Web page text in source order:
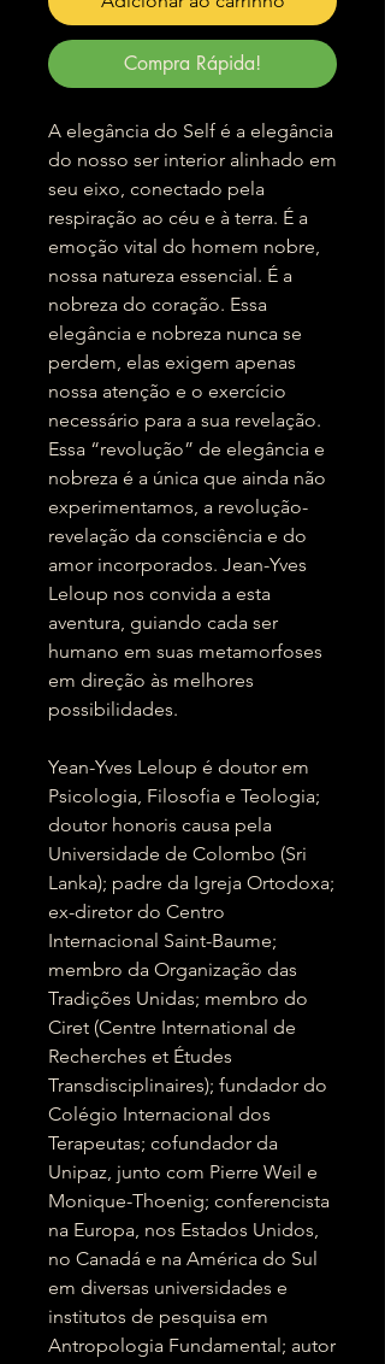
Compra Rápida!
A elegância do Self é a elegância
do nosso ser interior alinhado em
seu eixo, conectado pela
respiração ao céu e à terra. É a
emoção vital do homem nobre,
nossa natureza essencial. É a
nobreza do coração. Essa
elegância e nobreza nunca se
perdem, elas exigem apenas
nossa atenção e o exercício
necessário para a sua revelação.
Essa “revolução” de elegância e
nobreza é a única que ainda não
experimentamos, a revolução-
revelação da consciência e do
amor incorporados. Jean-Yves
Leloup nos convida a esta
aventura, guiando cada ser
humano em suas metamorfoses
em direção às melhores
possibilidades.
Yean-Yves Leloup é doutor em
Psicologia, Filosofia e Teologia;
doutor honoris causa pela
Universidade de Colombo (Sri
Lanka); padre da Igreja Ortodoxa;
ex-diretor do Centro
Internacional Saint-Baume;
membro da Organização das
Tradições Unidas; membro do
Ciret (Centre International de
Recherches et Études
Transdisciplinaires); fundador do
Colégio Internacional dos
Terapeutas; cofundador da
Unipaz, junto com Pierre Weil e
Monique-Thoenig; conferencista
na Europa, nos Estados Unidos,
no Canadá e na América do Sul
em diversas universidades e
institutos de pesquisa em
Antropologia Fundamental; autor